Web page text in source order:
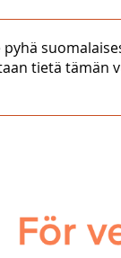
tietä tämän